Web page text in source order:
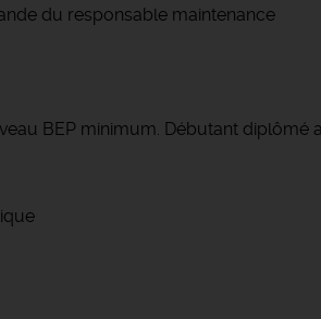
du responsable maintenance
BEP minimum. Débutant diplômé